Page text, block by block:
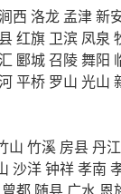
西 洛龙 孟津新
红旗 卫滨 凤泉
郾城召陵舞阳
平桥 罗山 光山
山 竹溪 房县丹
沙洋钟祥孝南
曾都 随县 广水 恩